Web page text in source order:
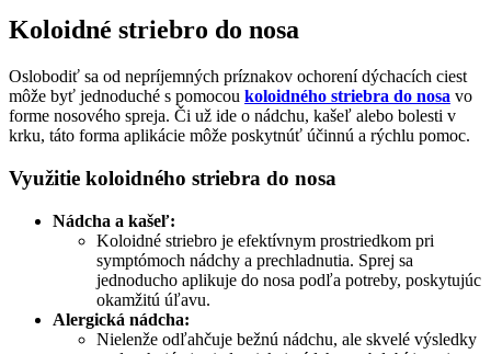
Koloidné striebro do nosa
Oslobodiť sa od nepríjemných príznakov ochorení dýchacích ciest
môže byť jednoduché s pomocou koloidného striebra do nosa vo
forme nosového spreja. Či už ide o nádchu, kašeľ alebo bolesti v
krku, táto forma aplikácie môže poskytnúť účinnú a rýchlu pomoc.
Využitie koloidného striebra do nosa
Nádcha a kašeľ:
Koloidné striebro je efektívnym prostriedkom pri
symptómoch nádchy a prechladnutia. Sprej sa
jednoducho aplikuje do nosa podľa potreby, poskytujúc
okamžitú úľavu.
Alergická nádcha:
Nielenže odľahčuje bežnú nádchu, ale skvelé výsledky